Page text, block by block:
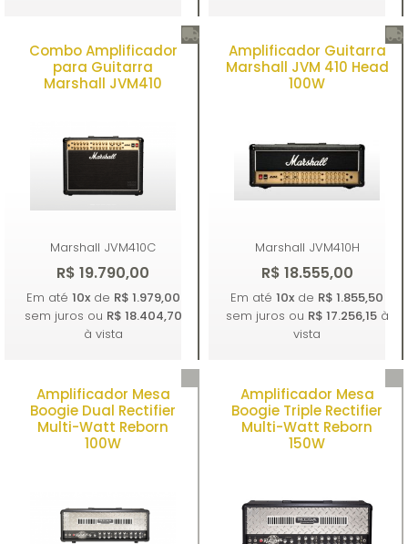
Comprar Comprar
Combo Amplificador
para Guitarra
Marshall JVM410
Marshall JVM410C
R$ 19.790,00
Comprar
Em até 10xde R$ 1.979,00
sem juros ou R$ 18.404,70
à vista
Amplificador Guitarra
Marshall JVM 410 Head
100W
Marshall JVM410H
R$ 18.555,00
Comprar
Em até 10x de R$ 1.855,50
sem juros ou R$ 17.256,15à
vista
Amplificador Mesa
Boogie Dual Rectifier
Multi-Watt Reborn
100W
Amplificador Mesa
Boogie Triple Rectifier
Multi-Watt Reborn
150W